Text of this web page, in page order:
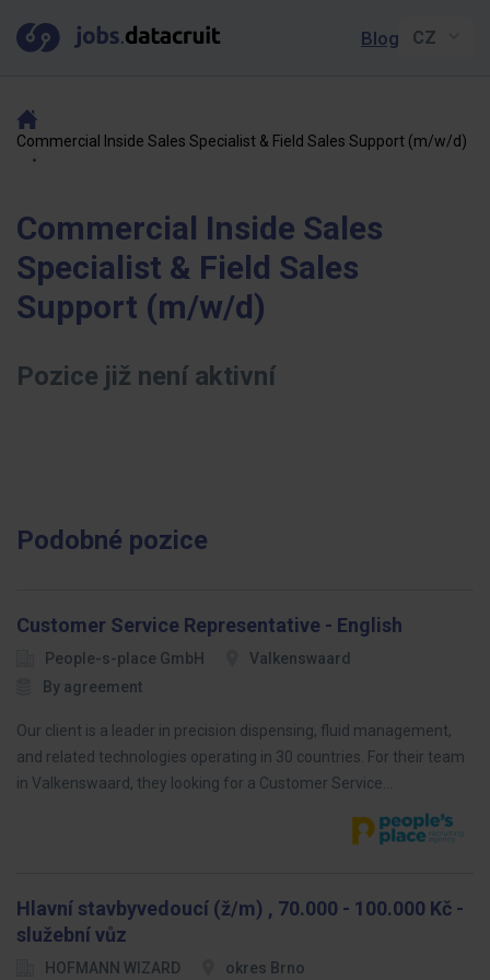
Blog
Commercial Inside Sales Specialist & Field Sales Support (m/w/d)
Commercial Inside Sales
Specialist & Field Sales
Support (m/w/d)
Pozice již není aktivní
Podobné pozice
Customer Service Representative - English
People-s-place GmbH
Valkenswaard
By agreement
Our client is a leader in precision dispensing, fluid management,
and related technologies operating in 30 countries. For their team
in Valkenswaard, they looking for a Customer Service…
Hlavní stavbyvedoucí (ž/m) , 70.000 - 100.000 Kč -
služební vůz
HOFMANN WIZARD
okres Brno